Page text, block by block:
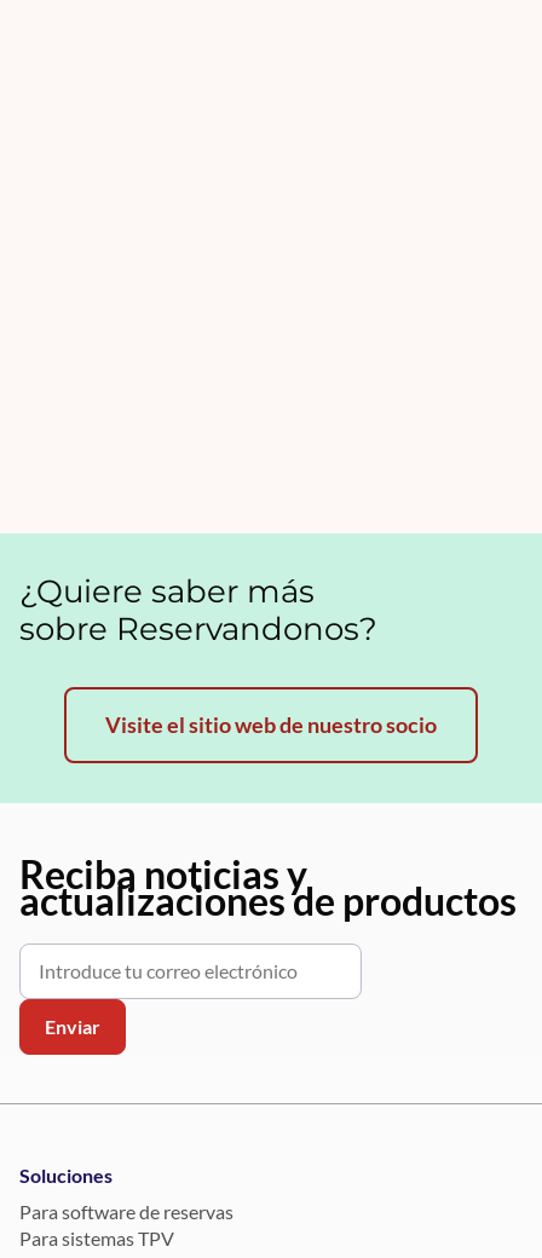
¿Quiere saber más
sobre Reservandonos?
Visite el sitio web de nuestro socio
Reciba noticias y
actualizaciones de productos
Soluciones
Para software de reservas
Para sistemas TPV